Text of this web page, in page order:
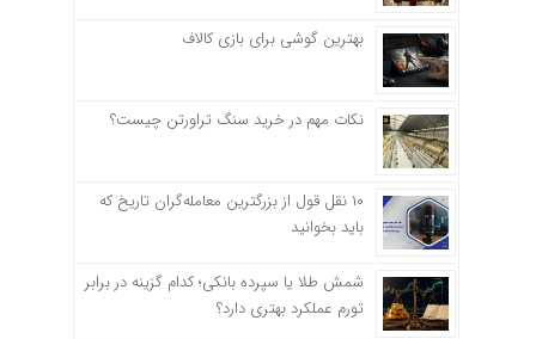
بهترین گوشی برای بازی کالاف
نکات مهم در خرید سنگ تراورتن چیست؟
۱۰ نقل قول از بزرگترین معامله‌گران تاریخ که
باید بخوانید
شمش طلا یا سپرده بانکی؛ کدام گزینه در برابر
تورم عملکرد بهتری دارد؟